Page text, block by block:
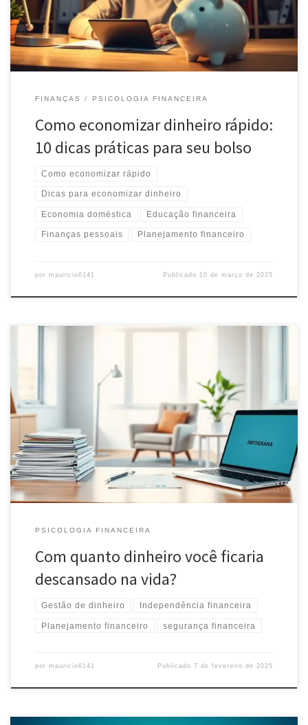
FINANÇAS PSICOLOGIA FINANCEIRA
Como economizar dinheiro rápido:
10 dicas práticas para seu bolso
Como economizar rápido
Dicas para economizar dinheiro
Economia doméstica Educação financeira
Finanças pessoais Planejamento financeiro
por mauricio6141 Publicado 10 de março de 2025
Já pensou em quanto dinheiro você precisa para viver tranquilo?
Descubra como calcular esse valor e quais fatores considerar para
ter uma vida financeira estável
PSICOLOGIA FINANCEIRA
Com quanto dinheiro você ficaria
descansado na vida?
Gestão de dinheiro Independência financeira
Planejamento financeiro segurança financeira
por mauricio6141 Publicado7 de fevereiro de 2025